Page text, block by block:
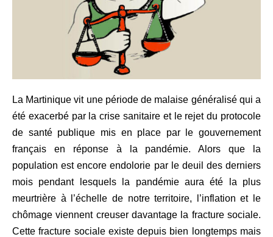
La Martinique vit une période de malaise généralisé qui a
été exacerbé par la crise sanitaire et le rejet du protocole
de santé publique mis en place par le gouvernement
français en réponse à la pandémie. Alors que la
population est encore endolorie par le deuil des derniers
mois pendant lesquels la pandémie aura été la plus
meurtrière à l’échelle de notre territoire, l’inflation et le
chômage viennent creuser davantage la fracture sociale.
Cette fracture sociale existe depuis bien longtemps mais